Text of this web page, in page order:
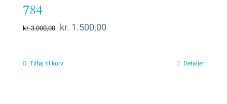
784
kr.3.000,00 Den
pris
kr. 1.500,00
Tilføj til kurv Detaljer